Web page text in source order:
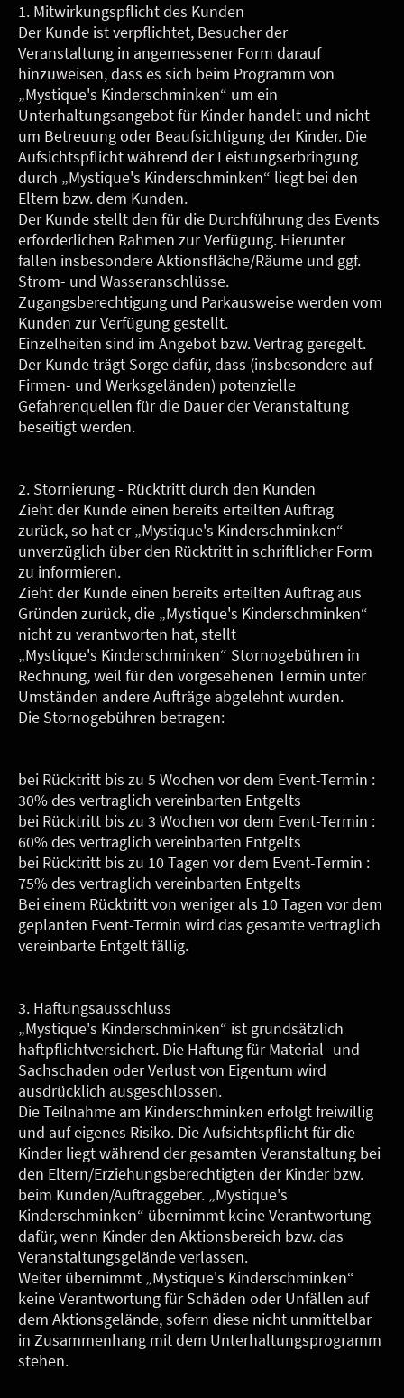
1. Mitwirkungspflicht des Kunden
Der Kunde ist verpflichtet, Besucher der
Veranstaltung in angemessener Form darauf
hinzuweisen, dass es sich beim Programm von
„Mystique's Kinderschminken“ um ein
Unterhaltungsangebot für Kinder handelt und nicht
um Betreuung oder Beaufsichtigung der Kinder. Die
Aufsichtspflicht während der Leistungserbringung
durch „Mystique's Kinderschminken“ liegt bei den
Eltern bzw. dem Kunden.
Der Kunde stellt den für die Durchführung des Events
erforderlichen Rahmen zur Verfügung. Hierunter
fallen insbesondere Aktionsfläche/Räume und ggf.
Strom- und Wasseranschlüsse.
Zugangsberechtigung und Parkausweise werden vom
Kunden zur Verfügung gestellt.
Einzelheiten sind im Angebot bzw. Vertrag geregelt.
Der Kunde trägt Sorge dafür, dass (insbesondere auf
Firmen- und Werksgeländen) potenzielle
Gefahrenquellen für die Dauer der Veranstaltung
beseitigt werden.
2. Stornierung - Rücktritt durch den Kunden
Zieht der Kunde einen bereits erteilten Auftrag
zurück, so hat er „Mystique's Kinderschminken“
unverzüglich über den Rücktritt in schriftlicher Form
zu informieren.
Zieht der Kunde einen bereits erteilten Auftrag aus
Gründen zurück, die „Mystique's Kinderschminken“
nicht zu verantworten hat, stellt
„Mystique's Kinderschminken“ Stornogebühren in
Rechnung, weil für den vorgesehenen Termin unter
Umständen andere Aufträge abgelehnt wurden.
Die Stornogebühren betragen:
bei Rücktritt bis zu 5 Wochen vor dem Event-Termin :
30% des vertraglich vereinbarten Entgelts
bei Rücktritt bis zu 3 Wochen vor dem Event-Termin :
60% des vertraglich vereinbarten Entgelts
bei Rücktritt bis zu 10 Tagen vor dem Event-Termin :
75% des vertraglich vereinbarten Entgelts
Bei einem Rücktritt von weniger als 10 Tagen vor dem
geplanten Event-Termin wird das gesamte vertraglich
vereinbarte Entgelt fällig.
3. Haftungsausschluss
„Mystique's Kinderschminken“ ist grundsätzlich
haftpflichtversichert. Die Haftung für Material- und
Sachschaden oder Verlust von Eigentum wird
ausdrücklich ausgeschlossen.
Die Teilnahme am Kinderschminken erfolgt freiwillig
und auf eigenes Risiko. Die Aufsichtspflicht für die
Kinder liegt während der gesamten Veranstaltung bei
den Eltern/Erziehungsberechtigten der Kinder bzw.
beim Kunden/Auftraggeber. „Mystique's
Kinderschminken“ übernimmt keine Verantwortung
dafür, wenn Kinder den Aktionsbereich bzw. das
Veranstaltungsgelände verlassen.
Weiter übernimmt „Mystique's Kinderschminken“
keine Verantwortung für Schäden oder Unfällen auf
dem Aktionsgelände, sofern diese nicht unmittelbar
in Zusammenhang mit dem Unterhaltungsprogramm
stehen.